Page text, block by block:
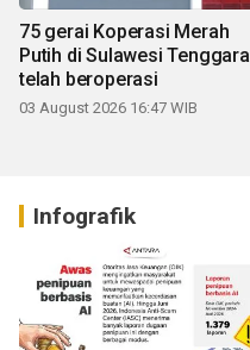
75 gerai Koperasi Merah
Putih di Sulawesi Tenggara
telah beroperasi
03 August 2026 16:47 WIB
Infografik